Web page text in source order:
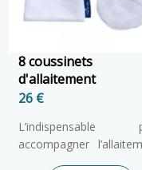
8 coussinets
d'allaitement
26 €
L’indispensable
accompagner
le coussinet